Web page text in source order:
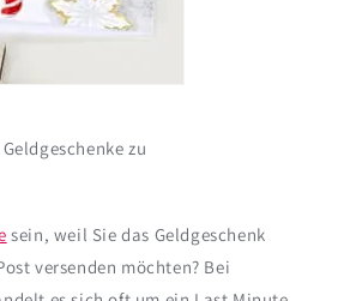
zu
sein, weil Sie das Geldgeschenk
versenden möchten? Bei